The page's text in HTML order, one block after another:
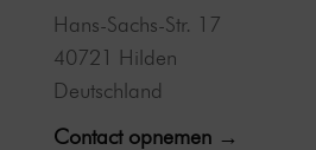
Hans-Sachs-Str. 17
40721 Hilden
Deutschland
Contact opnemen →